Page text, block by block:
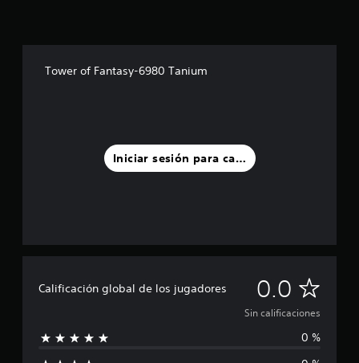
Tower of Fantasy-6980 Tanium
Iniciar sesión para calificar
Calificación global de los jugadores 0.0 S
i
n
Sin calificaciones
0 %